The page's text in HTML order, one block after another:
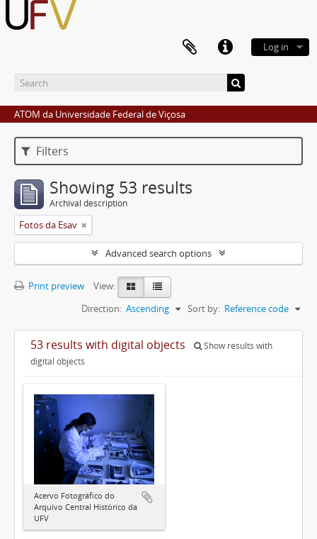
Log in
ATOM da Universidade Federal de Viçosa
Filters
Showing 53 results
Archival description
Fotos da Esav
Advanced search options
Print preview
View:
Sort by: Reference code
Direction: Ascending
53 results with digital objects
Show results with
digital objects
Acervo Fotográfico do
Arquivo Central Histórico da
UFV